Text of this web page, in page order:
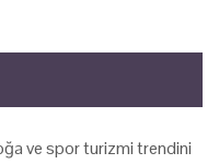
ve spor turizmi trendini